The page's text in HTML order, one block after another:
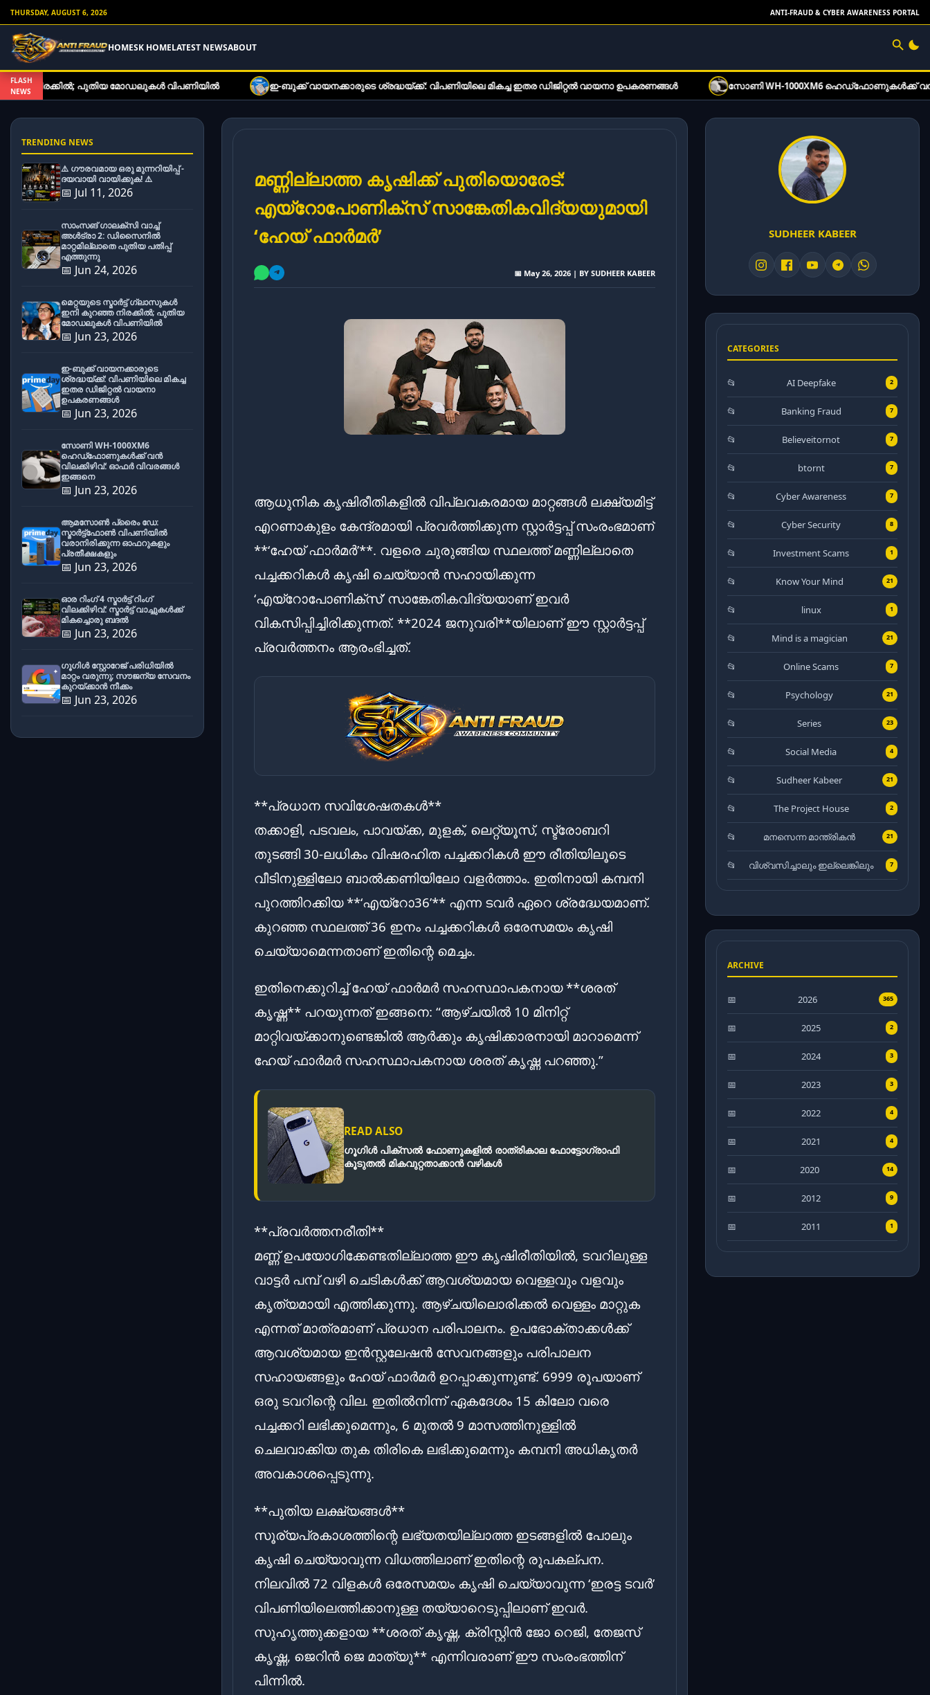
THURSDAY, AUGUST 6, 2026 ANTI-FRAUD & CYBER AWARENESS PORTAL
HOMESK HOMELATEST NEWSABOUT
FLASH
NEWSമോഡലുകൾ വിപണിയിൽ ഇ-ബുക്ക് വായനക്കാരുടെ ശ്രദ്ധയ്ക്ക്: വിപണിയിലെ മികച്ച ഇതര ഡിജിറ്റൽ വായനാ ഉപകരണങ്ങൾ സോണി WH-1000XM6 ഹെഡ്‌ഫോണുകൾക്ക് വൻ വിലക്കിഴിവ്: ഓഫർ
TRENDING NEWS
⚠️ ഗൗരവമായ ഒരു മുന്നറിയിപ്പ് -
ദയവായി വായിക്കുക! ⚠️
📅 Jul 11, 2026
സാംസങ് ഗാലക്സി വാച്ച്
അൾട്രാ 2: ഡിസൈനിൽ
മാറ്റമില്ലാതെ പുതിയ പതിപ്പ്
എത്തുന്നു
📅 Jun 24, 2026
മെറ്റയുടെ സ്മാർട്ട് ഗ്ലാസുകൾ
ഇനി കുറഞ്ഞ നിരക്കിൽ; പുതിയ
മോഡലുകൾ വിപണിയിൽ
📅 Jun 23, 2026
ഇ-ബുക്ക് വായനക്കാരുടെ
ശ്രദ്ധയ്ക്ക്: വിപണിയിലെ മികച്ച
ഇതര ഡിജിറ്റൽ വായനാ
ഉപകരണങ്ങൾ
📅 Jun 23, 2026
സോണി WH-1000XM6
ഹെഡ്‌ഫോണുകൾക്ക് വൻ
വിലക്കിഴിവ്: ഓഫർ വിവരങ്ങൾ
ഇങ്ങനെ
📅 Jun 23, 2026
ആമസോൺ പ്രൈം ഡേ:
സ്മാർട്ട്ഫോൺ വിപണിയിൽ
വരാനിരിക്കുന്ന ഓഫറുകളും
പ്രതീക്ഷകളും
📅 Jun 23, 2026
ഓര റിംഗ് 4 സ്മാർട്ട് റിംഗ്
വിലക്കിഴിവ്: സ്മാർട്ട് വാച്ചുകൾക്ക്
മികച്ചൊരു ബദൽ
📅 Jun 23, 2026
ഗൂഗിൾ സ്റ്റോറേജ് പരിധിയിൽ
മാറ്റം വരുന്നു; സൗജന്യ സേവനം
കുറയ്ക്കാൻ നീക്കം
📅 Jun 23, 2026
മണ്ണില്ലാത്ത കൃഷിക്ക് പുതിയൊരേട്:
എയ്റോപോണിക്സ് സാങ്കേതികവിദ്യയുമായി
‘ഹേയ് ഫാർമർ’
📅 May 26, 2026 | BY SUDHEER KABEER
ആധുനിക കൃഷിരീതികളിൽ വിപ്ലവകരമായ മാറ്റങ്ങൾ ലക്ഷ്യമിട്ട്
എറണാകുളം കേന്ദ്രമായി പ്രവർത്തിക്കുന്ന സ്റ്റാർട്ടപ്പ് സംരംഭമാണ്
**‘ഹേയ് ഫാർമർ’**. വളരെ ചുരുങ്ങിയ സ്ഥലത്ത് മണ്ണില്ലാതെ
പച്ചക്കറികൾ കൃഷി ചെയ്യാൻ സഹായിക്കുന്ന
‘എയ്റോപോണിക്സ്’ സാങ്കേതികവിദ്യയാണ് ഇവർ
വികസിപ്പിച്ചിരിക്കുന്നത്. **2024 ജനുവരി**യിലാണ് ഈ സ്റ്റാർട്ടപ്പ്
പ്രവർത്തനം ആരംഭിച്ചത്.
**പ്രധാന സവിശേഷതകൾ**
തക്കാളി, പടവലം, പാവയ്ക്ക, മുളക്, ലെറ്റ്യൂസ്, സ്ട്രോബറി
തുടങ്ങി 30-ലധികം വിഷരഹിത പച്ചക്കറികൾ ഈ രീതിയിലൂടെ
വീടിനുള്ളിലോ ബാൽക്കണിയിലോ വളർത്താം. ഇതിനായി കമ്പനി
പുറത്തിറക്കിയ **‘എയ്റോ36’** എന്ന ടവർ ഏറെ ശ്രദ്ധേയമാണ്.
കുറഞ്ഞ സ്ഥലത്ത് 36 ഇനം പച്ചക്കറികൾ ഒരേസമയം കൃഷി
ചെയ്യാമെന്നതാണ് ഇതിന്റെ മെച്ചം.
ഇതിനെക്കുറിച്ച് ഹേയ് ഫാർമർ സഹസ്ഥാപകനായ **ശരത്
കൃഷ്ണ** പറയുന്നത് ഇങ്ങനെ: “ആഴ്ചയിൽ 10 മിനിറ്റ്
മാറ്റിവയ്ക്കാനുണ്ടെങ്കിൽ ആർക്കും കൃഷിക്കാരനായി മാറാമെന്ന്
ഹേയ് ഫാർമർ സഹസ്ഥാപകനായ ശരത് കൃഷ്ണ പറഞ്ഞു.”
READ ALSO
ഗൂഗിൾ പിക്സൽ ഫോണുകളിൽ രാത്രികാല ഫോട്ടോഗ്രാഫി
കൂടുതൽ മികവുറ്റതാക്കാൻ വഴികൾ
**പ്രവർത്തനരീതി**
മണ്ണ് ഉപയോഗിക്കേണ്ടതില്ലാത്ത ഈ കൃഷിരീതിയിൽ, ടവറിലുള്ള
വാട്ടർ പമ്പ് വഴി ചെടികൾക്ക് ആവശ്യമായ വെള്ളവും വളവും
കൃത്യമായി എത്തിക്കുന്നു. ആഴ്ചയിലൊരിക്കൽ വെള്ളം മാറ്റുക
എന്നത് മാത്രമാണ് പ്രധാന പരിപാലനം. ഉപഭോക്താക്കൾക്ക്
ആവശ്യമായ ഇൻസ്റ്റലേഷൻ സേവനങ്ങളും പരിപാലന
സഹായങ്ങളും ഹേയ് ഫാർമർ ഉറപ്പാക്കുന്നുണ്ട്. 6999 രൂപയാണ്
ഒരു ടവറിന്റെ വില. ഇതിൽനിന്ന് ഏകദേശം 15 കിലോ വരെ
പച്ചക്കറി ലഭിക്കുമെന്നും, 6 മുതൽ 9 മാസത്തിനുള്ളിൽ
ചെലവാക്കിയ തുക തിരികെ ലഭിക്കുമെന്നും കമ്പനി അധികൃതർ
അവകാശപ്പെടുന്നു.
**പുതിയ ലക്ഷ്യങ്ങൾ**
സൂര്യപ്രകാശത്തിന്റെ ലഭ്യതയില്ലാത്ത ഇടങ്ങളിൽ പോലും
കൃഷി ചെയ്യാവുന്ന വിധത്തിലാണ് ഇതിന്റെ രൂപകല്പന.
നിലവിൽ 72 വിളകൾ ഒരേസമയം കൃഷി ചെയ്യാവുന്ന ‘ഇരട്ട ടവർ’
വിപണിയിലെത്തിക്കാനുള്ള തയ്യാറെടുപ്പിലാണ് ഇവർ.
സുഹൃത്തുക്കളായ **ശരത് കൃഷ്ണ, ക്രിസ്റ്റിൻ ജോ റെജി, തേജസ്
കൃഷ്ണ, ജെറിൻ ജെ മാത്യു** എന്നിവരാണ് ഈ സംരംഭത്തിന്
പിന്നിൽ.
SUDHEER KABEER
CATEGORIES
AI Deepfake 2
Banking Fraud 7
Believeitornot 7
btornt 7
Cyber Awareness 7
Cyber Security 8
Investment Scams 1
Know Your Mind 21
linux 1
Mind is a magician 21
Online Scams 7
Psychology 21
Series 23
Social Media 4
Sudheer Kabeer 21
The Project House 2
മനസെന്ന മാന്ത്രികൻ 21
വിശ്വസിച്ചാലും ഇല്ലെങ്കിലും 7
ARCHIVE
2026 365
2025 2
2024 3
2023 3
2022 4
2021 4
2020 14
2012 9
2011 1